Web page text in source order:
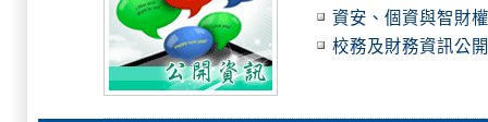
資安、個資與智財
校務及財務資訊公